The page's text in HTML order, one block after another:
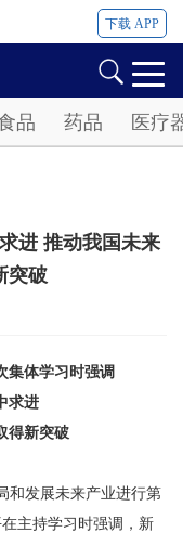
下载 APP
品 药品 医疗
进 推动我国未来
突破
集体学习时强调
求进
得新突破
发展未来产业进行第
主持学习时强调，新